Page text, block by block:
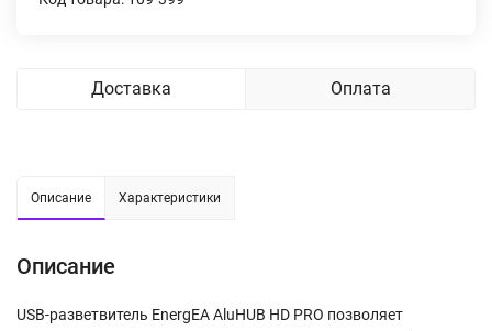
Доставка Оплата
Описание Характеристики
Описание
USB-разветвитель EnergEA AluHUB HD PRO позволяет